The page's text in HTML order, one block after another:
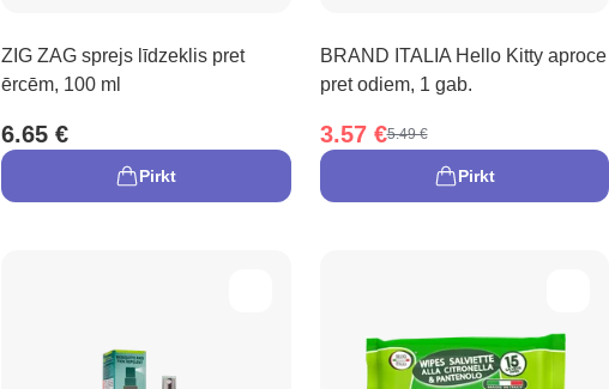
ZIG ZAG sprejs līdzeklis pret
ērcēm, 100 ml
6.65 €
Pirkt
BRAND ITALIA Hello Kitty aproce
pret odiem, 1 gab.
3.57 €5.49 €
Pirkt